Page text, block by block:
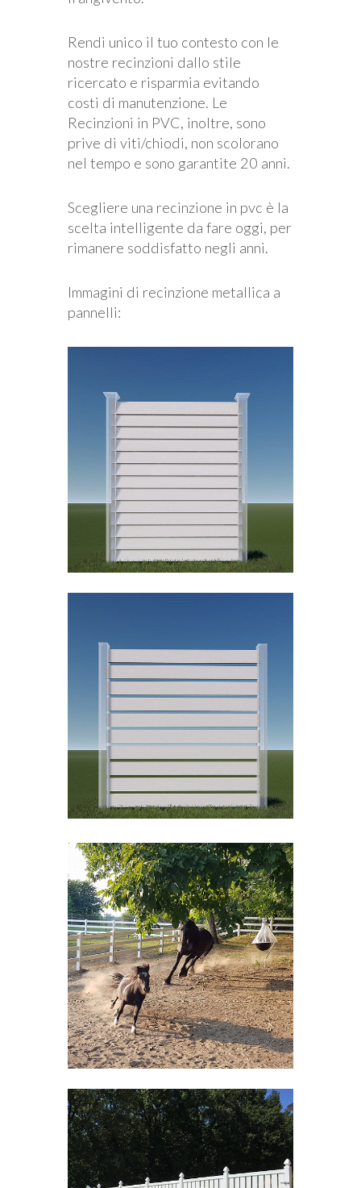
Rendi unico il tuo contesto con le
nostre recinzioni dallo stile
ricercato e risparmia evitando
costi di manutenzione. Le
Recinzioni in PVC, inoltre, sono
prive di viti/chiodi, non scolorano
nel tempo e sono garantite 20 anni.
Scegliere una recinzione in pvc è la
scelta intelligente da fare oggi, per
rimanere soddisfatto negli anni.
Immagini di recinzione metallica a
pannelli: